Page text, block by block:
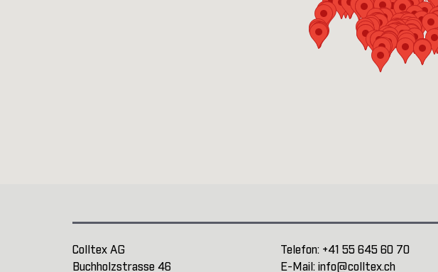
Colltex AG
Buchholzstrasse 46
Telefon: +41 55 645 60 70
E-Mail: info@colltex.ch